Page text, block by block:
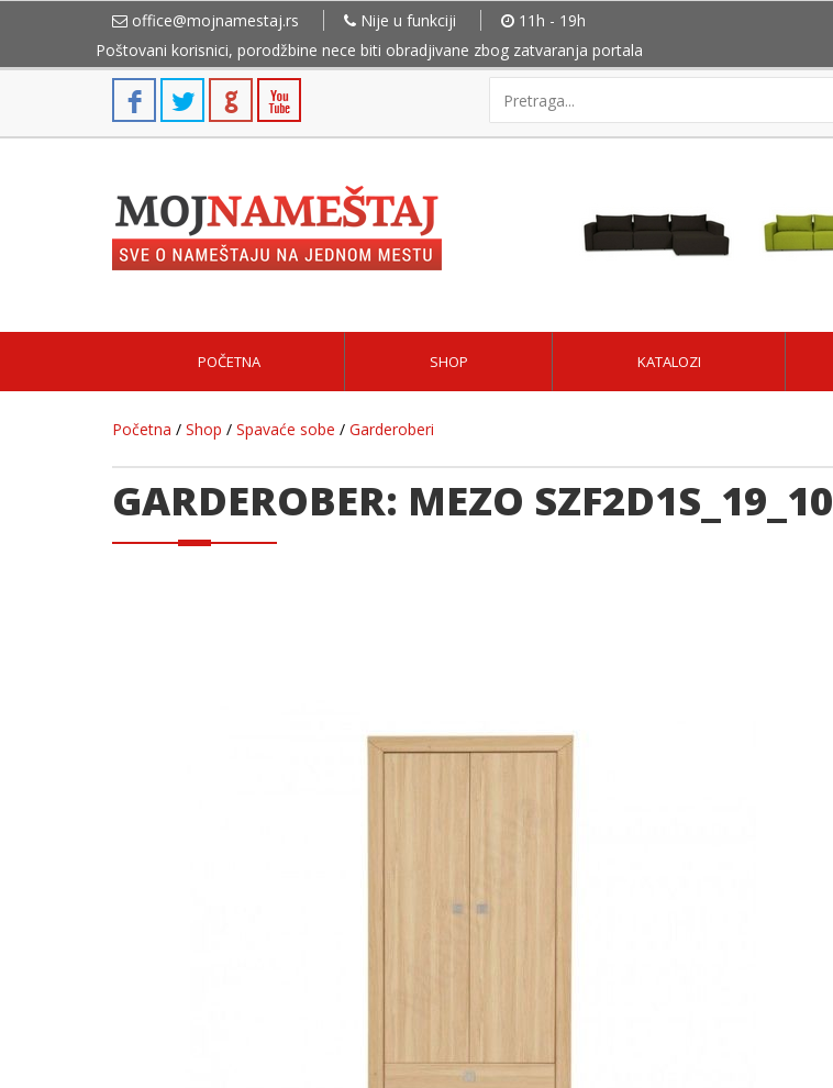
office@mojnamestaj.rs Nije u funkciji 11h - 19h
Poštovani korisnici, porodžbine nece biti obradjivane zbog zatvaranja portala
POČETNA SHOP KATALOZI
Početna / Shop / Spavaće sobe / Garderoberi
GARDEROBER: MEZO SZF2D1S_19_10